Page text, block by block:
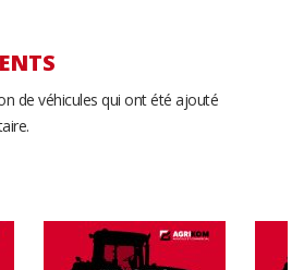
de véhicules qui ont été ajouté